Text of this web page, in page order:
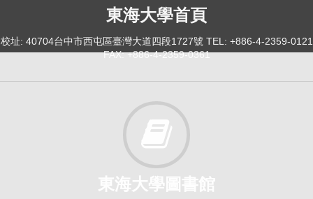
東海大學首頁
校址: 40704台中市西屯區臺灣大道四段1727號 TEL: +886-4-2359-0121
FAX: +886-4-2359-0361
東海大學圖書館